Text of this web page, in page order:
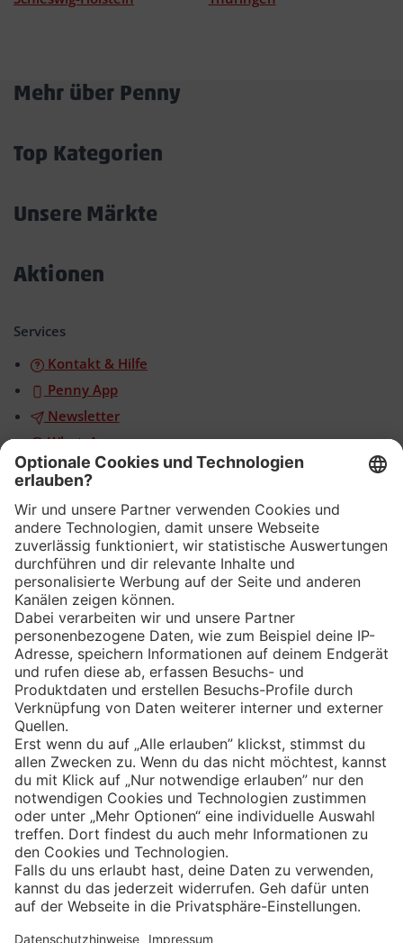
Mehr über Penny
Top Kategorien
Unsere Märkte
Aktionen
Services
Kontakt & Hilfe
Penny App
Newsletter
WhatsApp
App
Eishockey
Impressum